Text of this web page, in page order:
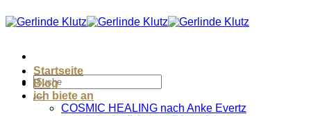
Inhalt
Startseite
Blog
ich biete an
COSMIC HEALING nach Anke Evertz